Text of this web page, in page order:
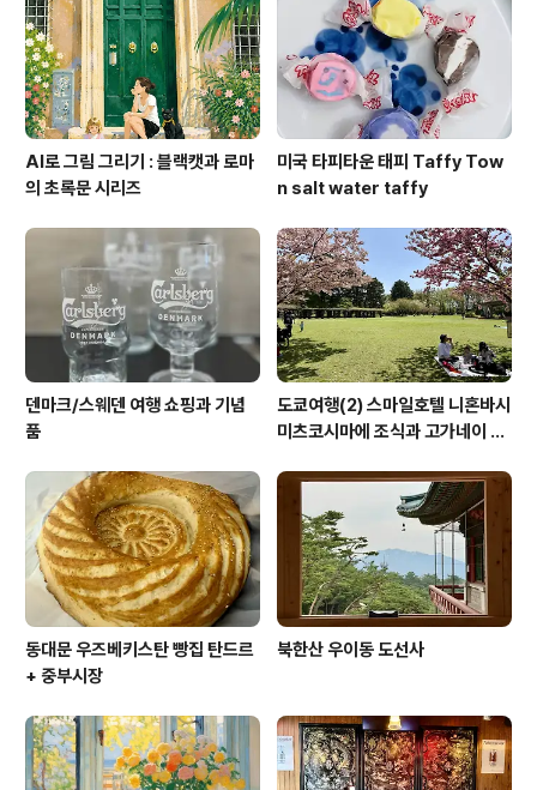
구야...ㅋ 비용은 대략 아시아나 항공권 25만원, 호텔2박 1
5만원. 더 저렴하게 갈 수 있는 방법도 많겠지만, 급하게 2
일전에 예약한 것 치고는..
AI로 그림 그리기 : 블랙캣과 로마
의 초록문 시리즈
미국 타피타운 태피 Taffy Tow
n salt water taffy
덴마크/스웨덴 여행 쇼핑과 기념
품
도쿄여행(2) 스마일호텔 니혼바시
미츠코시마에 조식과 고가네이 공
동대문 우즈베키스탄 빵집 탄드르
+ 중부시장
북한산 우이동 도선사